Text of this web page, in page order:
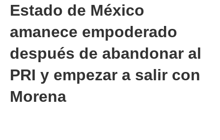
Estado de México
amanece empoderado
después de abandonar al
PRI y empezar a salir con
Morena